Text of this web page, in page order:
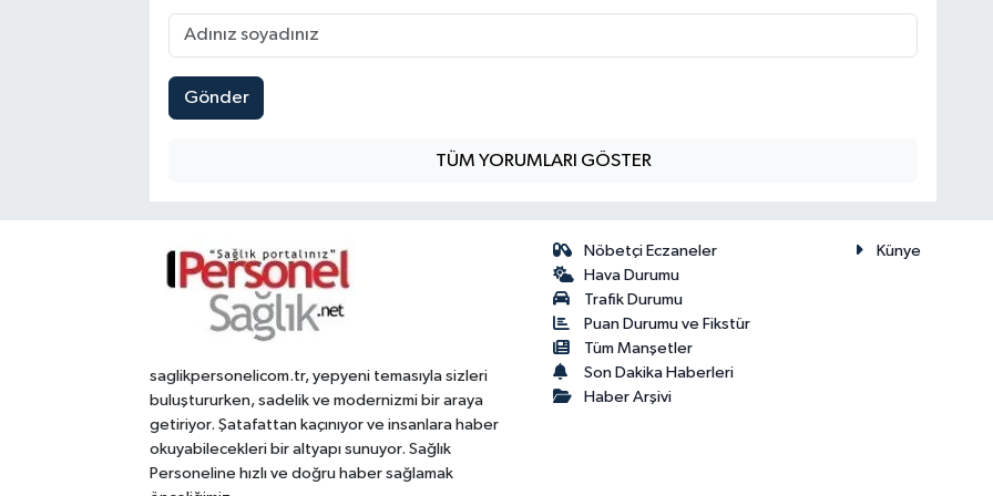
Gönder
TÜM YORUMLARI GÖSTER
saglikpersonelicom.tr, yepyeni temasıyla sizleri
buluştururken, sadelik ve modernizmi bir araya
getiriyor. Şatafattan kaçınıyor ve insanlara haber
okuyabilecekleri bir altyapı sunuyor. Sağlık
Personeline hızlı ve doğru haber sağlamak
Nöbetçi Eczaneler
Hava Durumu
Trafik Durumu
Puan Durumu ve Fikstür
Tüm Manşetler
Son Dakika Haberleri
Haber Arşivi
Künye